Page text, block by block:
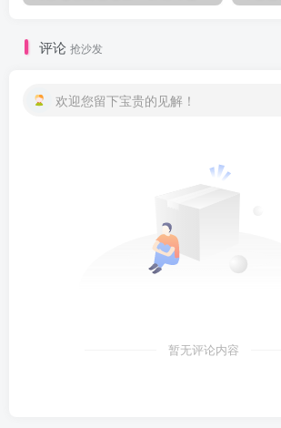
评论 抢沙发
欢迎您留下宝贵的见解！
暂无评论内容